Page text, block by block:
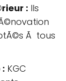
: Ils
Ã tous
KGC